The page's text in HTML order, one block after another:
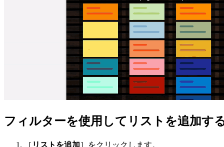
フィルターを使用してリストを追加す
［ リストを追加］をクリックします。